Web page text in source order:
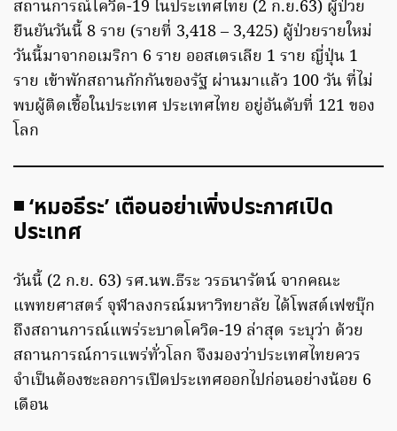
สถานการณ์โควิด-19 ในประเทศไทย (2 ก.ย.63) ผู้ป่วย
ยืนยันวันนี้ 8 ราย (รายที่ 3,418 – 3,425) ผู้ป่วยรายใหม่
วันนี้มาจากอเมริกา 6 ราย ออสเตรเลีย 1 ราย ญี่ปุ่น 1
ราย เข้าพักสถานกักกันของรัฐ ผ่านมาแล้ว 100 วัน ที่ไม่
พบผู้ติดเชื้อในประเทศ ประเทศไทย อยู่อันดับที่ 121 ของ
โลก
◾️ ‘หมอธีระ’ เตือนอย่าเพิ่งประกาศเปิด
ประเทศ
วันนี้ (2 ก.ย. 63) รศ.นพ.ธีระ วรธนารัตน์ จากคณะ
แพทยศาสตร์ จุฬาลงกรณ์มหาวิทยาลัย ได้โพสต์เฟซบุ๊ก
ถึงสถานการณ์แพร่ระบาดโควิด-19 ล่าสุด ระบุว่า ด้วย
สถานการณ์การแพร่ทั่วโลก จึงมองว่าประเทศไทยควร
จำเป็นต้องชะลอการเปิดประเทศออกไปก่อนอย่างน้อย 6
เดือน